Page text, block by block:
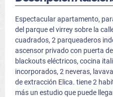
Espectacular apartamento,
del parque el virrey sobre la
cuadrados, 2 parqueaderos
ascensor privado con puerta
blackouts eléctricos, cocina
incorporados, 2 neveras,
de extracción Elica. tiene 2
más un estudio que puede